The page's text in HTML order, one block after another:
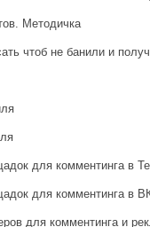
Методичка
чтоб не банили и
для комментинга в
для комментинга в
для комментинга и